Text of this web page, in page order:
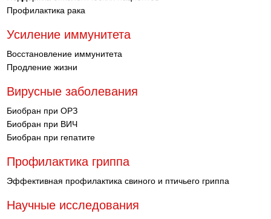
Профилактика рака
Усиление иммунитета
Восстановление иммунитета
Продление жизни
Вирусные заболевания
Биобран при ОРЗ
Биобран при ВИЧ
Биобран при гепатите
Профилактика гриппа
Эффективная профилактика свиного и птичьего гриппа
Научные исследования